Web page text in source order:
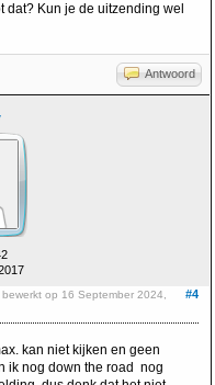
Kun je de uitzending wel
Antwoord
#4
op 16 September 2024,
kan niet kijken en geen
ik nog down the road nog